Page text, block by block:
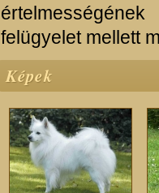
felügyelet mellett
Képek